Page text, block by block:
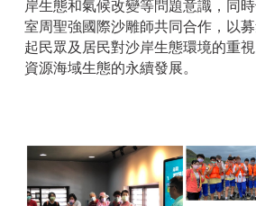
岸生態和氣候改變等問題意識，同
室周聖強國際沙雕師共同合作，以
起民眾及居民對沙岸生態環境的重
資源海域生態的永續發展。